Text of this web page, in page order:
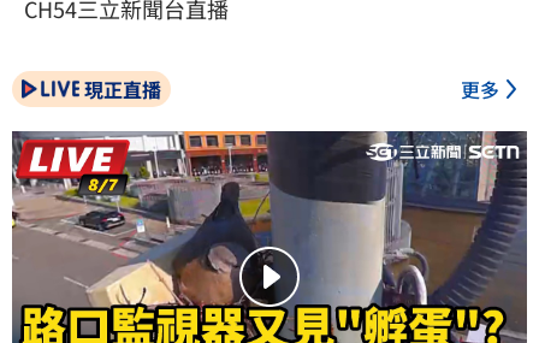
CH54三立新聞台直播
現正直播 更多